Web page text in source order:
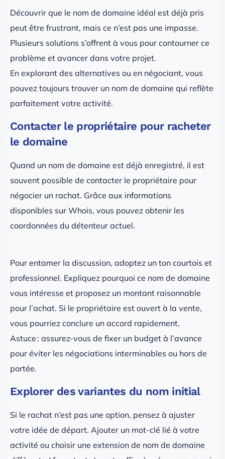
Découvrir que le nom de domaine idéal est déjà pris
peut être frustrant, mais ce n’est pas une impasse.
Plusieurs solutions s’offrent à vous pour contourner ce
problème et avancer dans votre projet.
En explorant des alternatives ou en négociant, vous
pouvez toujours trouver un nom de domaine qui reflète
parfaitement votre activité.
Contacter le propriétaire pour racheter
le domaine
Quand un nom de domaine est déjà enregistré, il est
souvent possible de contacter le propriétaire pour
négocier un rachat. Grâce aux informations
disponibles sur Whois, vous pouvez obtenir les
coordonnées du détenteur actuel.
Pour entamer la discussion, adoptez un ton courtois et
professionnel. Expliquez pourquoi ce nom de domaine
vous intéresse et proposez un montant raisonnable
pour l’achat. Si le propriétaire est ouvert à la vente,
vous pourriez conclure un accord rapidement.
Astuce : assurez-vous de fixer un budget à l’avance
pour éviter les négociations interminables ou hors de
portée.
Explorer des variantes du nom initial
Si le rachat n’est pas une option, pensez à ajuster
votre idée de départ. Ajouter un mot-clé lié à votre
activité ou choisir une extension de nom de domaine